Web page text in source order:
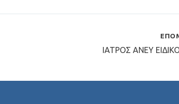
ΙΑΤΡΟΣ ΑΝΕΥ